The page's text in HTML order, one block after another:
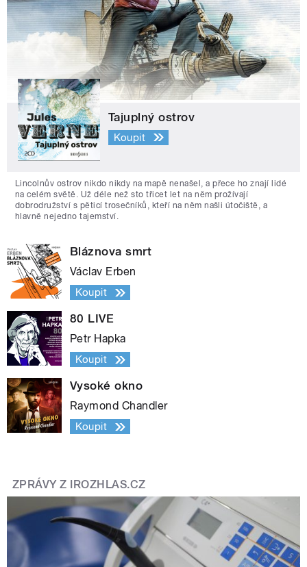
Tajuplný ostrov
Koupit
Lincolnův ostrov nikdo nikdy na mapě nenašel, a přece ho znají lidé
na celém světě. Už déle než sto třicet let na něm prožívají
dobrodružství s pěticí trosečníků, kteří na něm našli útočiště, a
hlavně nejedno tajemství.
Bláznova smrt
Václav Erben
Koupit
80 LIVE
Petr Hapka
Koupit
Vysoké okno
Raymond Chandler
Koupit
ZPRÁVY Z IROZHLAS.CZ